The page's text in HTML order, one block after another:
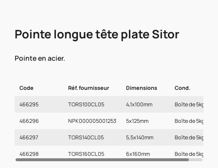
Pointe longue tête plate Sitor
Pointe en acier.
Code Réf. fournisseur Dimensions Cond.
466295 TORS100CL05 4,1x100mm Boîte de 5kg
466296 NPK000005001253 5x125mm Boîte de 5kg
466297 TORS140CL05 5,5x140mm Boîte de 5kg
466298 TORS160CL05 6x160mm Boîte de 5kg